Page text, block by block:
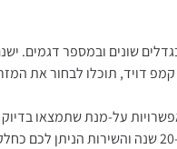
שונים ובמספר דגמים.
דויד, תוכלו לבחור את
על-מנת שתמצאו
המגוון הוא גדול וקל מאד להתבלבל. כל המזרנים